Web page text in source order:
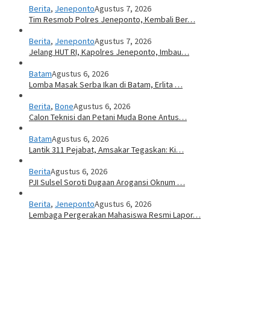
Berita, JenepontoAgustus 7, 2026
Tim Resmob Polres Jeneponto, Kembali Ber…
Berita, JenepontoAgustus 7, 2026
Jelang HUT RI, Kapolres Jeneponto, Imbau…
BatamAgustus 6, 2026
Lomba Masak Serba Ikan di Batam, Erlita …
Berita, BoneAgustus 6, 2026
Calon Teknisi dan Petani Muda Bone Antus…
BatamAgustus 6, 2026
Lantik 311 Pejabat, Amsakar Tegaskan: Ki…
BeritaAgustus 6, 2026
PJI Sulsel Soroti Dugaan Arogansi Oknum …
Berita, JenepontoAgustus 6, 2026
Lembaga Pergerakan Mahasiswa Resmi Lapor…